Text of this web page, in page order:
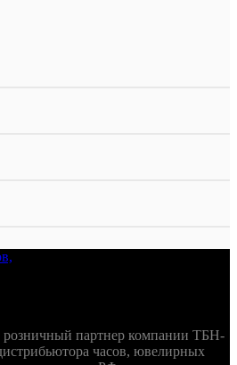
партнер компании ТБН-
часов, ювелирных